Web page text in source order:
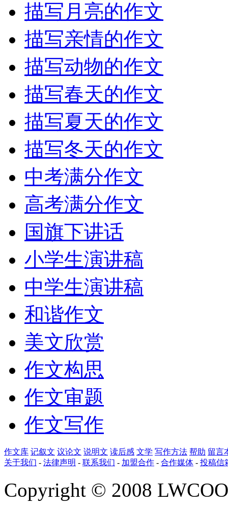
描写月亮的作文
描写亲情的作文
描写动物的作文
描写春天的作文
描写夏天的作文
描写冬天的作文
中考满分作文
高考满分作文
国旗下讲话
小学生演讲稿
中学生演讲稿
和谐作文
美文欣赏
作文构思
作文审题
作文写作
作文库 记叙文 议论文 说明文 读后感 文学 写作方法 帮助 留言
关于我们 - 法律声明 - 联系我们 - 加盟合作 - 合作媒体 - 投稿信
Copyright © 2008